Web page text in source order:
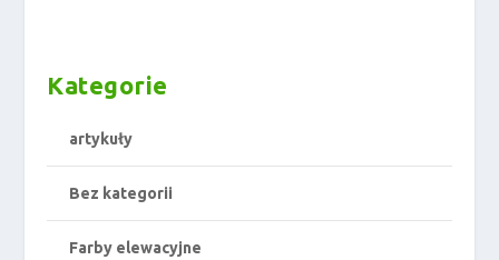
Kategorie
artykuły
Bez kategorii
Farby elewacyjne